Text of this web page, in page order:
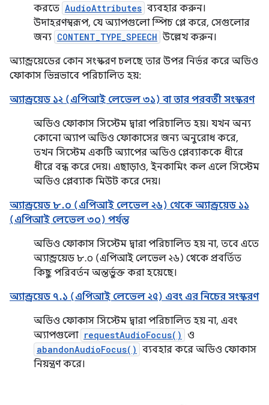
করতে AudioAttributes ব্যবহার করুন।
উদাহরণস্বরূপ, যে অ্যাপগুলো স্পিচ প্লে করে, সেগুলোর
জন্য CONTENT_TYPE_SPEECH উল্লেখ করুন।
অ্যান্ড্রয়েডের কোন সংস্করণ চলছে তার উপর নির্ভর করে অডিও
ফোকাস ভিন্নভাবে পরিচালিত হয়:
অ্যান্ড্রয়েড ১২ (এপিআই লেভেল ৩১) বা তার পরবর্তী সংস্করণ
অডিও ফোকাস সিস্টেম দ্বারা পরিচালিত হয়। যখন অন্য
কোনো অ্যাপ অডিও ফোকাসের জন্য অনুরোধ করে,
তখন সিস্টেম একটি অ্যাপের অডিও প্লেব্যাককে ধীরে
ধীরে বন্ধ করে দেয়। এছাড়াও, ইনকামিং কল এলে সিস্টেম
অডিও প্লেব্যাক মিউট করে দেয়।
অ্যান্ড্রয়েড ৮.০ (এপিআই লেভেল ২৬) থেকে অ্যান্ড্রয়েড ১১
(এপিআই লেভেল ৩০) পর্যন্ত
অডিও ফোকাস সিস্টেম দ্বারা পরিচালিত হয় না, তবে এতে
অ্যান্ড্রয়েড ৮.০ (এপিআই লেভেল ২৬) থেকে প্রবর্তিত
কিছু পরিবর্তন অন্তর্ভুক্ত করা হয়েছে।
অ্যান্ড্রয়েড ৭.১ (এপিআই লেভেল ২৫) এবং এর নিচের সংস্করণ
অডিও ফোকাস সিস্টেম দ্বারা পরিচালিত হয় না, এবং
অ্যাপগুলো requestAudioFocus() ও
abandonAudioFocus() ব্যবহার করে অডিও ফোকাস
নিয়ন্ত্রণ করে।